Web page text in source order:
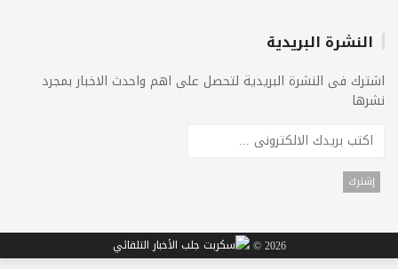
النشرة البريدية
اشترك فى النشرة البريدية لتحصل على اهم واحدث الاخبار بمجرد
نشرها
2026 ©